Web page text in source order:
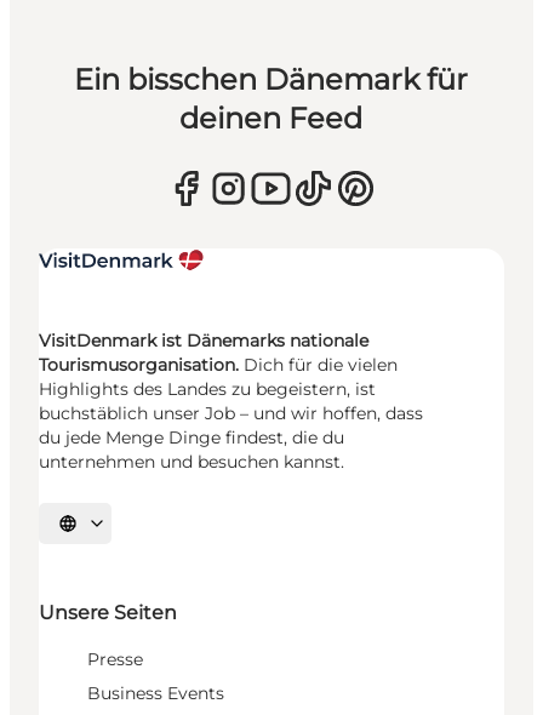
Ein bisschen Dänemark für
deinen Feed
VisitDenmark ist Dänemarks nationale
Tourismusorganisation. Dich für die vielen
Highlights des Landes zu begeistern, ist
buchstäblich unser Job – und wir hoffen, dass
du jede Menge Dinge findest, die du
unternehmen und besuchen kannst.
Sprache auswählen
Unsere Seiten
Presse
Business Events